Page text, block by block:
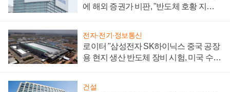
에 해외 증권가 비판, "반도체 호황 지속
전자·전기·정보통신
로이터 "삼성전자 SK하이닉스 중국 공장
용 현지 생산 반도체 장비 시험, 미국 수출
건설